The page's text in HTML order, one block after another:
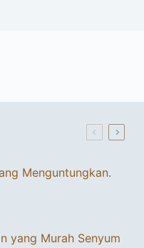
Menguntungkan.
yang Murah Senyum